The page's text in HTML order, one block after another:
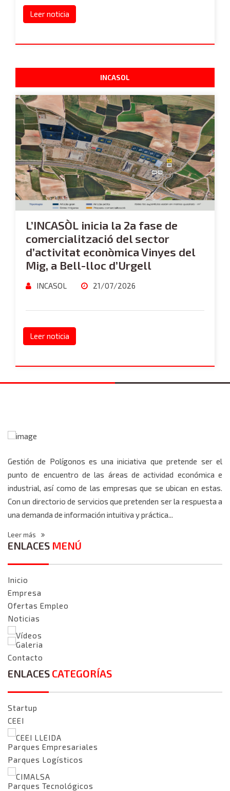
Leer noticia
INCASOL
L’INCASÒL inicia la 2a fase de
comercialització del sector
d’activitat econòmica Vinyes del
Mig, a Bell-lloc d’Urgell
INCASOL 21/07/2026
Leer noticia
Gestión de Polígonos es una iniciativa que pretende ser el
punto de encuentro de las áreas de actividad económica e
industrial, así como de las empresas que se ubican en estas.
Con un directorio de servicios que pretenden ser la respuesta a
una demanda de información intuitiva y práctica...
Leer más
ENLACES MENÚ
Inicio
Empresa
Ofertas Empleo
Noticias
Vídeos
Galeria
Contacto
ENLACES CATEGORÍAS
Startup
CEEI
CEEI LLEIDA
Parques Empresariales
Parques Logísticos
CIMALSA
Parques Tecnológicos